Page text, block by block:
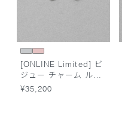
[ONLINE Limited] ビ
ジュー チャーム ルー
プイヤリング
¥35,200